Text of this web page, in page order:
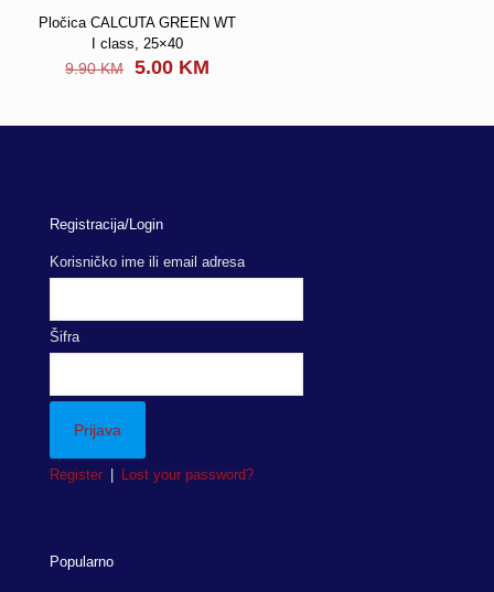
Pločica CALCUTA GREEN WT
I class, 25×40
9.90KM
Original
9.90 KM.
5.00 KM
5.00 KM.
Registracija/Login
Korisničko ime ili email adresa
Šifra
Register Lost your password?
Popularno